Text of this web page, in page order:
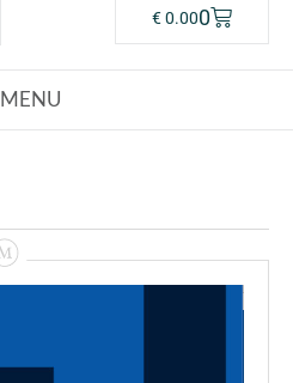
€0.000